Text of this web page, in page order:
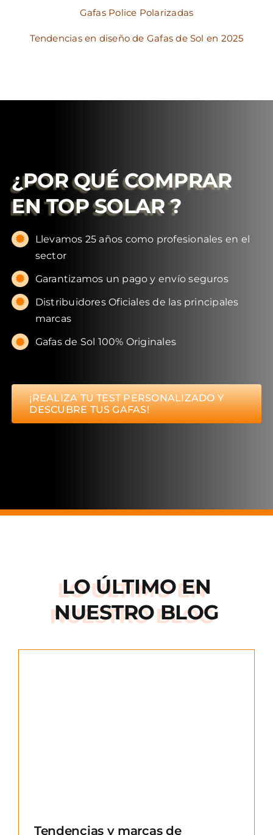
Gafas Police Polarizadas
Tendencias en diseño de Gafas de Sol en 2025
¿POR QUÉ COMPRAR
EN TOP SOLAR ?
Llevamos 25 años como profesionales en el
sector
Garantizamos un pago y envío seguros
Distribuidores Oficiales de las principales
marcas
Gafas de Sol 100% Originales
¡REALIZA TU TEST PERSONALIZADO Y
DESCUBRE TUS GAFAS!
LO ÚLTIMO EN
NUESTRO BLOG
Tendencias y marcas de